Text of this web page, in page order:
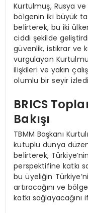
Kurtulmuş, Rusya
bölgenin iki büyük
belirterek, bu iki
ciddi şekilde
güvenlik, istikrar ve
vurgulayan
ilişkileri ve yakın
olumlu bir seyir
BRICS
Bakışı
TBMM Başkanı
kutuplu dünya
belirterek,
perspektifine katkı
bu üyeliğin
artıracağını ve
katkı sağlayacağını